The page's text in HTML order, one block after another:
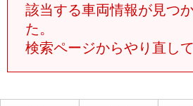
該当する車両情報が見つ
た。
検索ページからやり直し